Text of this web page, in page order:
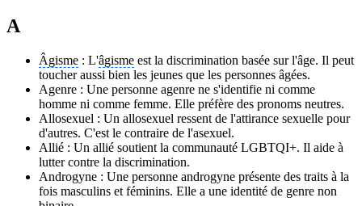
A
Âgisme : L'âgisme est la discrimination basée sur l'âge. Il peut
toucher aussi bien les jeunes que les personnes âgées.
Agenre : Une personne agenre ne s'identifie ni comme
homme ni comme femme. Elle préfère des pronoms neutres.
Allosexuel : Un allosexuel ressent de l'attirance sexuelle pour
d'autres. C'est le contraire de l'asexuel.
Allié : Un allié soutient la communauté LGBTQI+. Il aide à
lutter contre la discrimination.
Androgyne : Une personne androgyne présente des traits à la
fois masculins et féminins. Elle a une identité de genre non